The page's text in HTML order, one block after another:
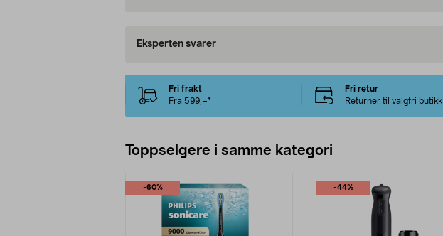
Eksperten svarer
Fri frakt
Fra 599,–*
Fri retur
Returner til valgfri butikk
Toppselgere i samme kategori
-60% -44%